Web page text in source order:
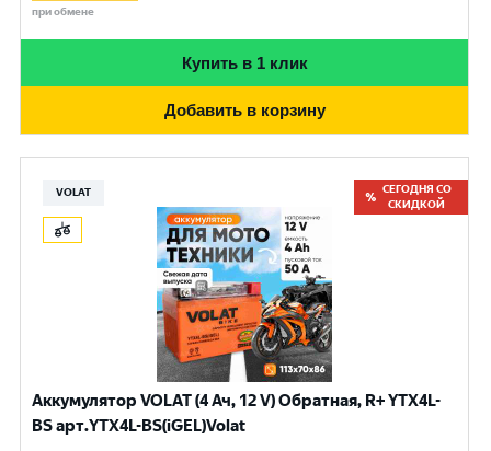
при обмене
Купить в 1 клик
Добавить в корзину
VOLAT
СЕГОДНЯ СО
СКИДКОЙ
Аккумулятор VOLAT (4 Ач, 12 V) Обратная, R+ YTX4L-
BS арт.YTX4L-BS(iGEL)Volat